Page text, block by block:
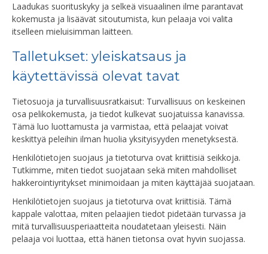
Laadukas suorituskyky ja selkeä visuaalinen ilme parantavat
kokemusta ja lisäävät sitoutumista, kun pelaaja voi valita
itselleen mieluisimman laitteen.
Talletukset: yleiskatsaus ja
käytettävissä olevat tavat
Tietosuoja ja turvallisuusratkaisut: Turvallisuus on keskeinen
osa pelikokemusta, ja tiedot kulkevat suojatuissa kanavissa.
Tämä luo luottamusta ja varmistaa, että pelaajat voivat
keskittyä peleihin ilman huolia yksityisyyden menetyksestä.
Henkilötietojen suojaus ja tietoturva ovat kriittisiä seikkoja.
Tutkimme, miten tiedot suojataan sekä miten mahdolliset
hakkerointiyritykset minimoidaan ja miten käyttäjää suojataan.
Henkilötietojen suojaus ja tietoturva ovat kriittisiä. Tämä
kappale valottaa, miten pelaajien tiedot pidetään turvassa ja
mitä turvallisuusperiaatteita noudatetaan yleisesti. Näin
pelaaja voi luottaa, että hänen tietonsa ovat hyvin suojassa.